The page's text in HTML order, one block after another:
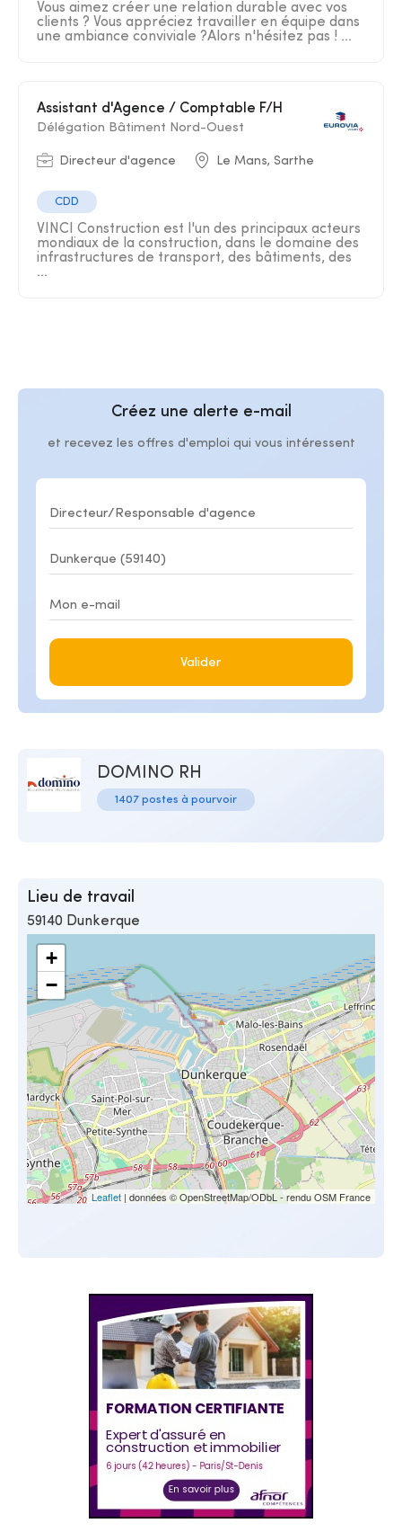
Vous aimez créer une relation durable avec vos
clients ? Vous appréciez travailler en équipe dans
une ambiance conviviale ?Alors n'hésitez pas ! ...
Assistant d'Agence / Comptable F/H
Délégation Bâtiment Nord-Ouest
Directeur d'agence Le Mans, Sarthe
CDD
VINCI Construction est l'un des principaux acteurs
mondiaux de la construction, dans le domaine des
infrastructures de transport, des bâtiments, des
...
Créez une alerte e-mail
et recevez les offres d'emploi qui vous intéressent
Valider
DOMINO RH
1407 postes à pourvoir
Lieu de travail
59140 Dunkerque
+
−
Leaflet | données © OpenStreetMap/ODbL - rendu OSM France